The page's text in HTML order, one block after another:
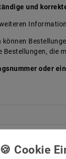
und
Bestellungen, die
oder